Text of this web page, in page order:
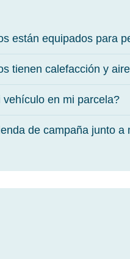
están equipados para
tienen calefacción y
en mi parcela?
de campaña junto a